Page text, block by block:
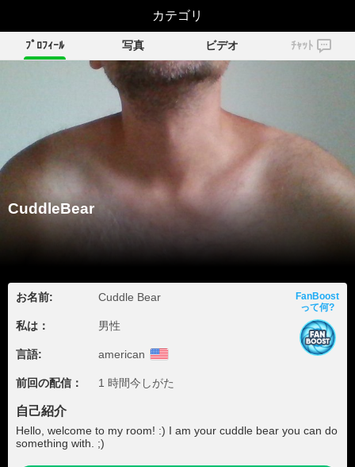
CuddleBear
ﾌﾟﾛﾌｨｰﾙ 写真 ビデオ ﾁｬｯﾄ
CuddleBear
お名前: Cuddle Bear
私は： 男性
言語: american
前回の配信： 1 時間今しがた
FanBoost
って何?
自己紹介
Hello, welcome to my room! :) I am your cuddle bear you can do
something with. ;)
カテゴリ